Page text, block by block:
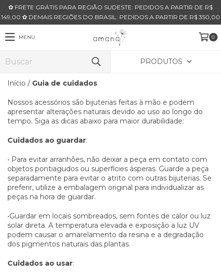
✿ FRETE GRÁTIS PARA REGIÃO SUDESTE: PEDIDOS A PARTIR DE R$
149,00 ✿ DEMAIS REGIÕES DO BRASIL: PEDIDOS A PARTIR DE R$ 350,00
MENU 0
PRODUTOS
Início / Guia de cuidados
Nossos acessórios são bijuterias feitas à mão e podem
apresentar alterações naturais devido ao uso ao longo do
tempo. Siga as dicas abaixo para maior durabilidade:
Cuidados ao guardar:
• Para evitar arranhões, não deixar a peça em contato com
objetos pontiagudos ou superfícies ásperas. Guarde a peça
separadamente para evitar o atrito com outras bijuterias. Se
preferir, utilize a embalagem original para individualizar as
peças na hora de guardar.
•Guardar em locais sombreados, sem fontes de calor ou luz
solar direta. A temperatura elevada e exposição a luz UV
podem causar o amarelamento da resina e a degradação
dos pigmentos naturais das plantas.
Cuidados ao usar: